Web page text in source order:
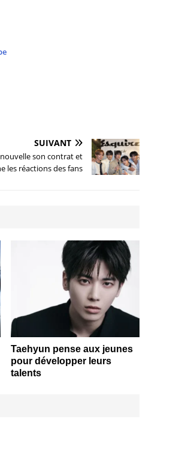
SUIVANT
son contrat et
les réactions des fans
Taehyun pense aux jeunes
pour développer leurs
talents